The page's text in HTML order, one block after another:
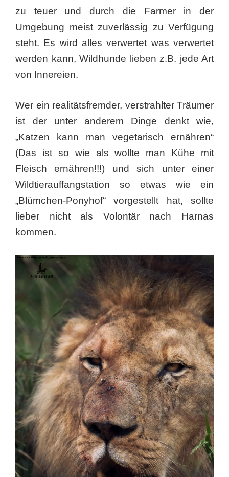
zu teuer und durch die Farmer in der
Umgebung meist zuverlässig zu Verfügung
steht. Es wird alles verwertet was verwertet
werden kann, Wildhunde lieben z.B. jede Art
von Innereien.
Wer ein realitätsfremder, verstrahlter Träumer
ist der unter anderem Dinge denkt wie,
„Katzen kann man vegetarisch ernähren“
(Das ist so wie als wollte man Kühe mit
Fleisch ernähren!!!) und sich unter einer
Wildtierauffangstation so etwas wie ein
„Blümchen-Ponyhof“ vorgestellt hat, sollte
lieber nicht als Volontär nach Harnas
kommen.